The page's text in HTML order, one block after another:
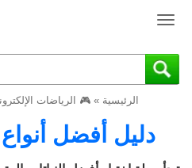
T
g
g
v
الرئيسية » 🎮 الرياضات
دليل أفضل